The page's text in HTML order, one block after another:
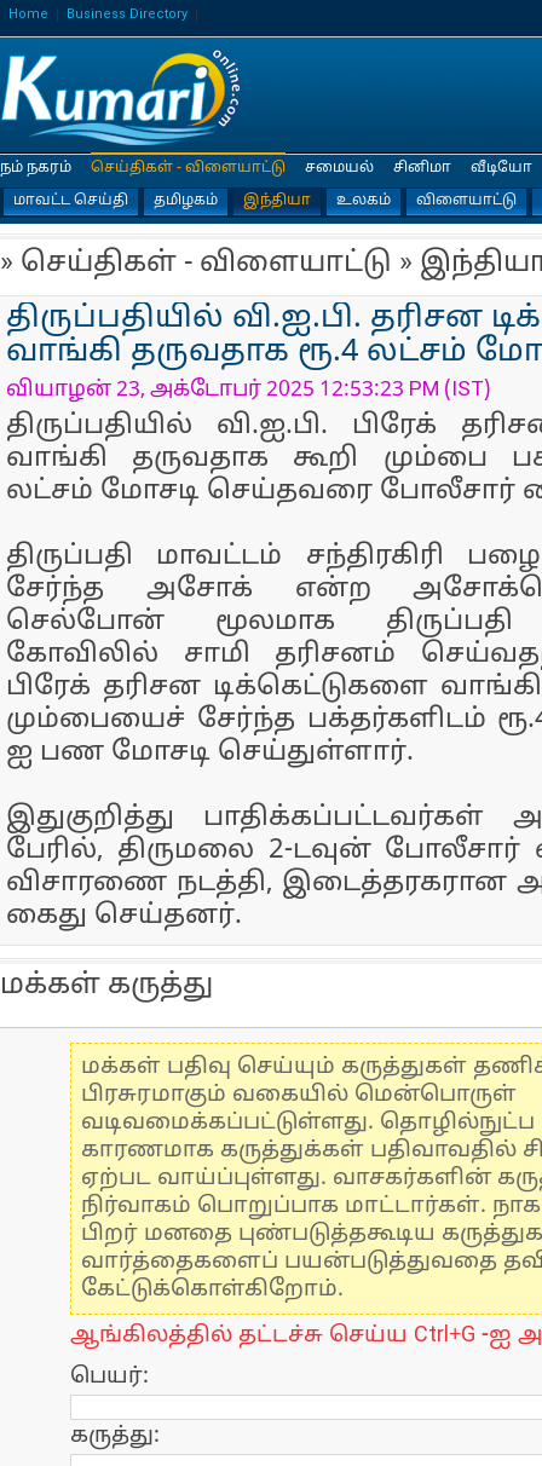
Home Business Directory
நம் நகரம்
செய்திகள் - விளையாட்டு
மாவட்ட செய்தி
தமிழகம் இந்தியா உலகம் விளையாட்டு
சமையல் சினிமா வீடியோ
» செய்திகள் - விளையாட்டு »
திருப்பதியில் வி.ஐ.பி. தரிசன
வாங்கி தருவதாக ரூ.4 லட்சம்
வியாழன் 23, அக்டோபர் 2025 12:53:23 PM (IST)
திருப்பதியில் வி.ஐ.பி. பிரேக்
வாங்கி தருவதாக கூறி மும்பை
லட்சம் மோசடி செய்தவரை போலீசார்
திருப்பதி மாவட்டம் சந்திரகிரி
சேர்ந்த அசோக் என்ற
செல்போன் மூலமாக
கோவிலில் சாமி தரிசனம்
பிரேக் தரிசன டிக்கெட்டுகளை
மும்பையைச் சேர்ந்த பக்தர்களிடம்
ஐ பண மோசடி செய்துள்ளார்.
இதுகுறித்து பாதிக்கப்பட்டவர்கள்
பேரில், திருமலை 2-டவுன் போலீசார்
விசாரணை நடத்தி, இடைத்தரகரான
கைது செய்தனர்.
மக்கள் கருத்து
மக்கள் பதிவு செய்யும் கருத்துகள்
பிரசுரமாகும் வகையில் மென்பொருள்
வடிவமைக்கப்பட்டுள்ளது.
காரணமாக கருத்துக்கள் பதிவாவதில்
ஏற்பட வாய்ப்புள்ளது. வாசகர்களின்
நிர்வாகம் பொறுப்பாக மாட்டார்கள்.
பிறர் மனதை புண்படுத்தகூடிய
வார்த்தைகளைப் பயன்படுத்துவதை
கேட்டுக்கொள்கிறோம்.
ஆங்கிலத்தில் தட்டச்சு செய்ய Ctrl+G -ஐ
பெயர்:
கருத்து: